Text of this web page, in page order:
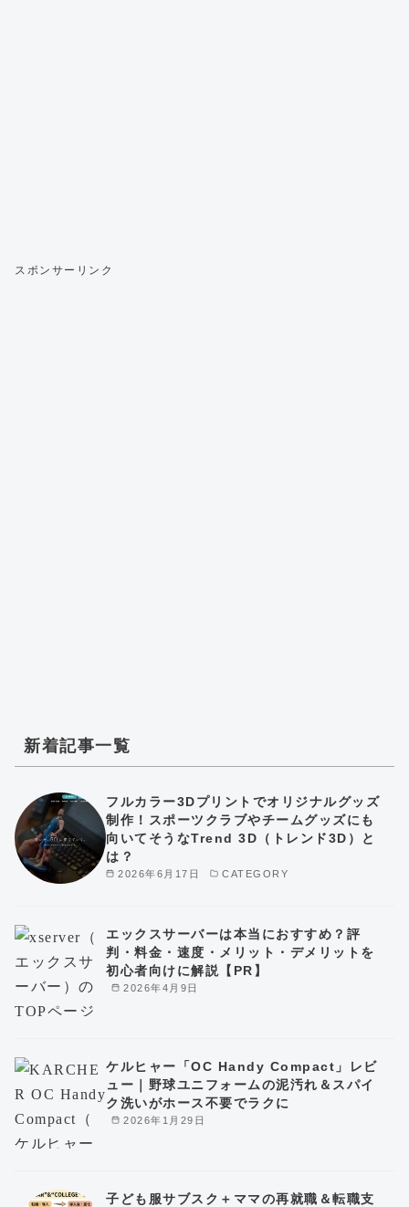
スポンサーリンク
新着記事一覧
2026年6月17日 CATEGORY
フルカラー3Dプリントでオリジナルグッズ
制作！スポーツクラブやチームグッズにも
向いてそうなTrend 3D（トレンド3D）と
は？
2026年4月9日
エックスサーバーは本当におすすめ？評
判・料金・速度・メリット・デメリットを
初心者向けに解説【PR】
2026年1月29日
ケルヒャー「OC Handy Compact」レビ
ュー｜野球ユニフォームの泥汚れ＆スパイ
ク洗いがホース不要でラクに
子ども服サブスク＋ママの再就職＆転職支